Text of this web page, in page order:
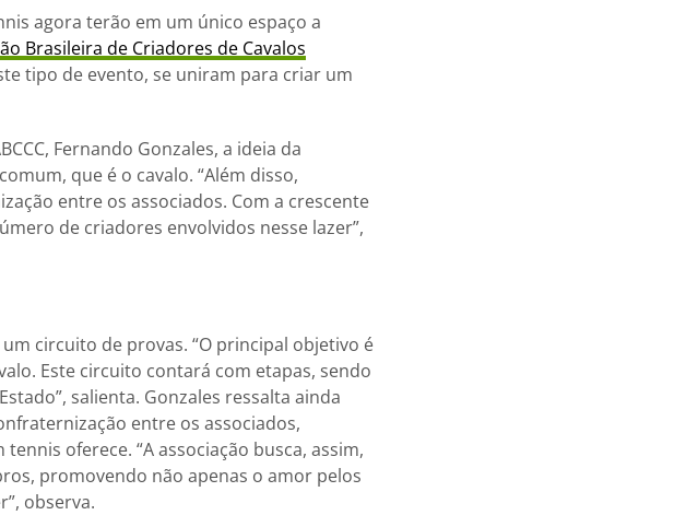
agora terão em um único espaço a
Brasileira de Criadores de Cavalos
tipo de evento, se uniram para criar um
Fernando Gonzales, a ideia da
que é o cavalo. “Além disso,
entre os associados. Com a crescente
de criadores envolvidos nesse lazer”,
circuito de provas. “O principal objetivo é
Este circuito contará com etapas, sendo
salienta. Gonzales ressalta ainda
entre os associados,
oferece. “A associação busca, assim,
promovendo não apenas o amor pelos
observa.